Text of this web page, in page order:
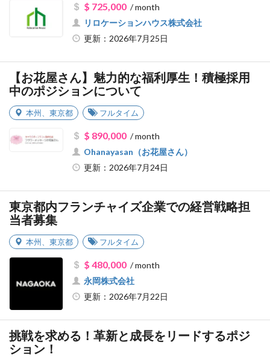
$ 725,000/ month
リロケーションハウス株式会社
更新：2026年7月25日
【お花屋さん】魅力的な福利厚生！積極採用
中のポジションについて
本州 東京都 フルタイム
$ 890,000/ month
Ohanayasan（お花屋さん）
更新：2026年7月24日
東京都内フランチャイズ企業での経営戦略担
当者募集
本州 東京都 フルタイム
$ 480,000/ month
永岡株式会社
更新：2026年7月22日
挑戦を求める！革新と成長をリードするポジ
ション！